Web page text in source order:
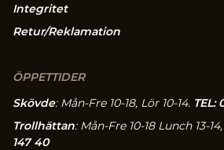
Integritet
Retur/Reklamation
ÖPPETTIDER
Skövde: Mån-Fre 10-18, Lör 10-14. TEL:
Trollhättan: Mån-Fre 10-18 Lunch 13-
147 40